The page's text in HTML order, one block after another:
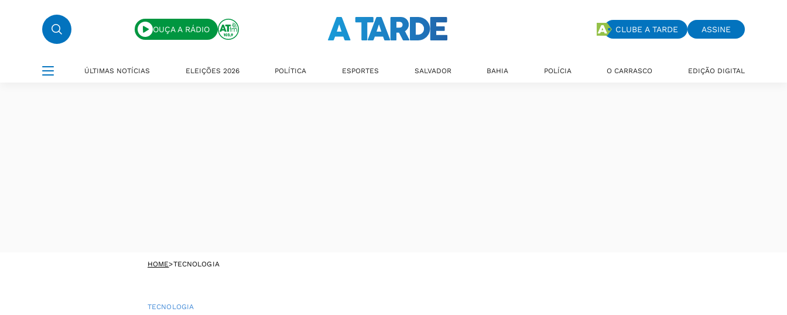
OUÇA A RÁDIO CLUBE A TARDE ASSINE
ÚLTIMAS NOTÍCIAS ELEIÇÕES 2026 POLÍTICA ESPORTES SALVADOR BAHIA POLÍCIA O CARRASCO EDIÇÃO DIGITAL
HOME>TECNOLOGIA
TECNOLOGIA